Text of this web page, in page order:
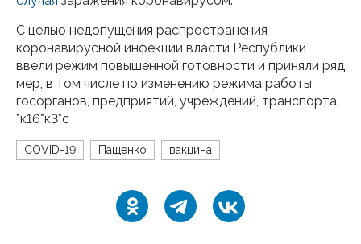
С целью недопущения распространения
коронавирусной инфекции власти Республики
ввели режим повышенной готовности и приняли ряд
мер, в том числе по изменению режима работы
госорганов, предприятий, учреждений, транспорта.
*к16*к3*с
COVID-19 Пащенко вакцина